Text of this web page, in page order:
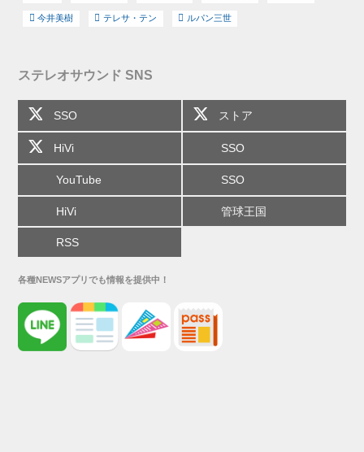
今井美樹 テレサ・テン ルパン三世
ステレオサウンド SNS
SSO ストア
HiVi SSO
YouTube SSO
HiVi 管球王国
RSS
各種NEWSアプリでも情報を提供中！